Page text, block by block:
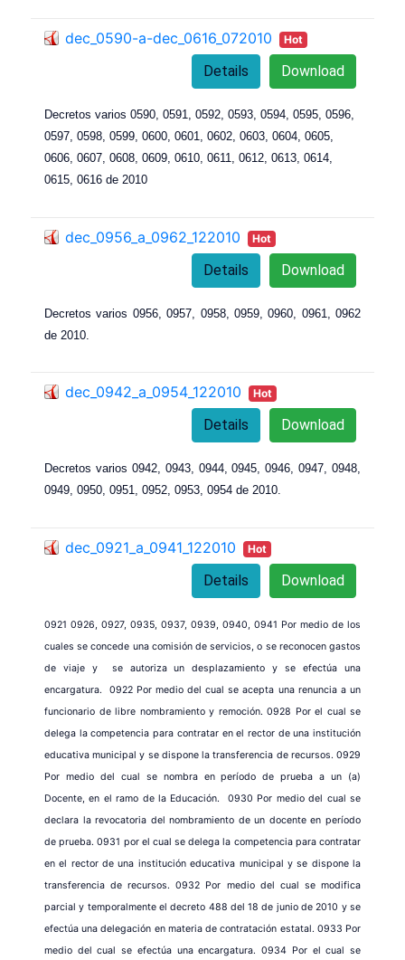
dec_0590-a-dec_0616_072010 Hot
Download
Details
Decretos varios 0590, 0591, 0592, 0593, 0594, 0595, 0596,
0597, 0598, 0599, 0600, 0601, 0602, 0603, 0604, 0605,
0606, 0607, 0608, 0609, 0610, 0611, 0612, 0613, 0614,
0615, 0616 de 2010
dec_0956_a_0962_122010 Hot
Download
Details
Decretos varios 0956, 0957, 0958, 0959, 0960, 0961, 0962
de 2010.
dec_0942_a_0954_122010 Hot
Download
Details
Decretos varios 0942, 0943, 0944, 0945, 0946, 0947, 0948,
0949, 0950, 0951, 0952, 0953, 0954 de 2010.
dec_0921_a_0941_122010 Hot
Download
Details
0921 0926, 0927, 0935, 0937, 0939, 0940, 0941 Por medio de los
cuales se concede una comisión de servicios, o se reconocen gastos
de viaje y se autoriza un desplazamiento y se efectúa una
encargatura. 0922 Por medio del cual se acepta una renuncia a un
funcionario de libre nombramiento y remoción. 0928 Por el cual se
delega la competencia para contratar en el rector de una institución
educativa municipal y se dispone la transferencia de recursos. 0929
Por medio del cual se nombra en período de prueba a un (a)
Docente, en el ramo de la Educación. 0930 Por medio del cual se
declara la revocatoria del nombramiento de un docente en período
de prueba. 0931 por el cual se delega la competencia para contratar
en el rector de una institución educativa municipal y se dispone la
transferencia de recursos. 0932 Por medio del cual se modifica
parcial y temporalmente el decreto 488 del 18 de junio de 2010 y se
efectúa una delegación en materia de contratación estatal. 0933 Por
medio del cual se efectúa una encargatura. 0934 Por el cual se